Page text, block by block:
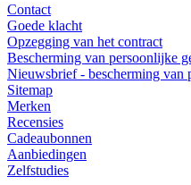
Contact
Goede klacht
Opzegging van het contract
Bescherming van persoonlijke
Nieuwsbrief - bescherming van
Sitemap
Merken
Recensies
Cadeaubonnen
Aanbiedingen
Zelfstudies